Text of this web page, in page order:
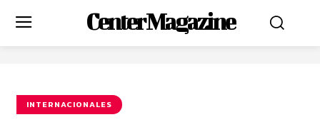
Center Magazine
INTERNACIONALES